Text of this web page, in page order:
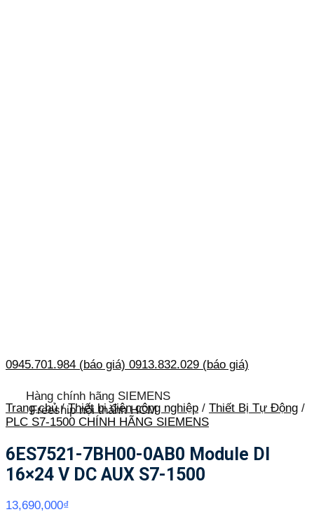
0945.701.984 (báo giá) 0913.832.029 (báo giá)
Hàng chính hãng SIEMENS
Freeship nội thành HCM
Trang chủ / Thiết bị điện công nghiệp / Thiết Bị Tự Động /
PLC S7-1500 CHÍNH HÃNG SIEMENS
6ES7521-7BH00-0AB0 Module DI
16×24 V DC AUX S7-1500
13,690,000₫